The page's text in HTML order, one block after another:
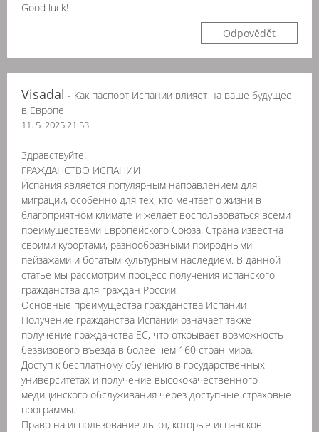
Good luck!
Odpovědět
Visadal - Как паспорт Испании влияет на ваше будущее
в Европе
11. 5. 2025 21:53
Здравствуйте!
ГРАЖДАНСТВО ИСПАНИИ
Испания является популярным направлением для
миграции, особенно для тех, кто мечтает о жизни в
благоприятном климате и желает воспользоваться всеми
преимуществами Европейского Союза. Страна известна
своими курортами, разнообразными природными
пейзажами и богатым культурным наследием. В данной
статье мы рассмотрим процесс получения испанского
гражданства для граждан России.
Основные преимущества гражданства Испании
Получение гражданства Испании означает также
получение гражданства ЕС, что открывает возможность
безвизового въезда в более чем 160 стран мира.
Доступ к бесплатному обучению в государственных
университетах и получение высококачественного
медицинского обслуживания через доступные страховые
программы.
Право на использование льгот, которые испанское